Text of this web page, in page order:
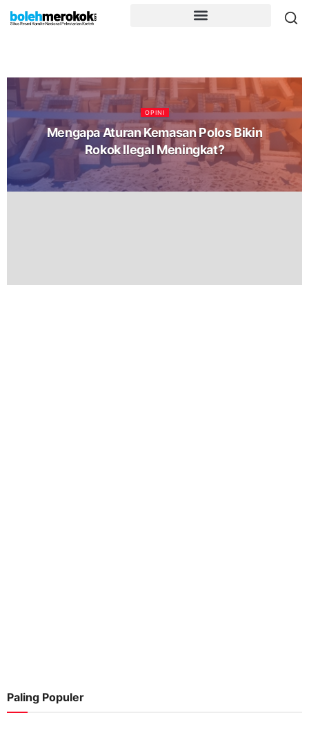
OPINI
Mengapa Aturan Kemasan Polos Bikin
Rokok Ilegal Meningkat?
Paling Populer